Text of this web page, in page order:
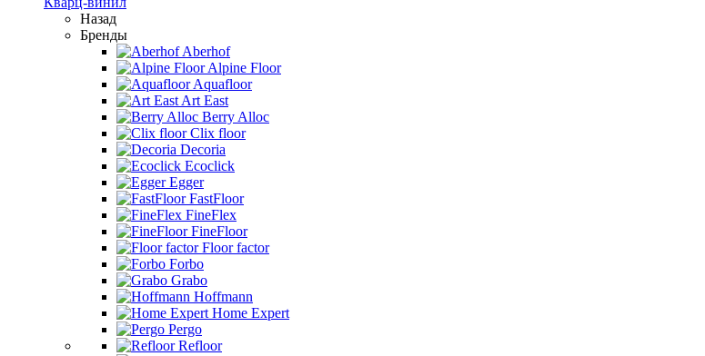
Назад
Бренды
Aberhof
Alpine Floor
Aquafloor
Art East
Berry Alloc
Clix floor
Decoria
Ecoclick
Egger
FastFloor
FineFlex
FineFloor
Floor factor
Forbo
Grabo
Hoffmann
Home Expert
Pergo
Refloor